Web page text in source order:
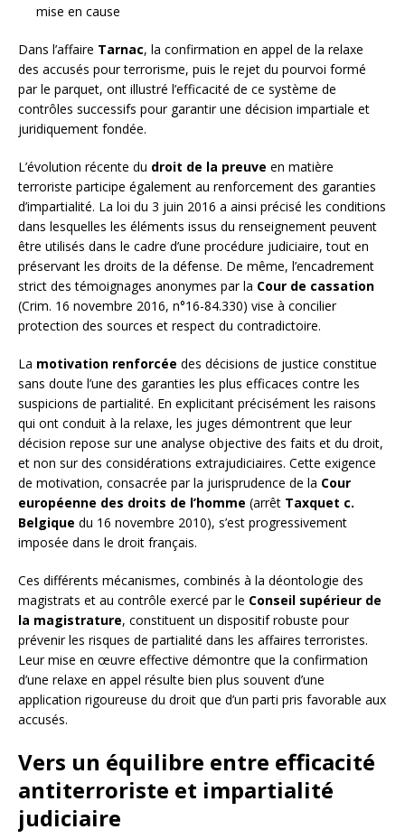
mise en cause
Dans l’affaire Tarnac, la confirmation en appel de la relaxe
des accusés pour terrorisme, puis le rejet du pourvoi formé
par le parquet, ont illustré l’efficacité de ce système de
contrôles successifs pour garantir une décision impartiale et
juridiquement fondée.
L’évolution récente du droit de la preuve en matière
terroriste participe également au renforcement des garanties
d’impartialité. La loi du 3 juin 2016 a ainsi précisé les conditions
dans lesquelles les éléments issus du renseignement peuvent
être utilisés dans le cadre d’une procédure judiciaire, tout en
préservant les droits de la défense. De même, l’encadrement
strict des témoignages anonymes par la Cour de cassation
(Crim. 16 novembre 2016, n°16-84.330) vise à concilier
protection des sources et respect du contradictoire.
La motivation renforcée des décisions de justice constitue
sans doute l’une des garanties les plus efficaces contre les
suspicions de partialité. En explicitant précisément les raisons
qui ont conduit à la relaxe, les juges démontrent que leur
décision repose sur une analyse objective des faits et du droit,
et non sur des considérations extrajudiciaires. Cette exigence
de motivation, consacrée par la jurisprudence de la Cour
européenne des droits de l’homme (arrêt Taxquet c.
Belgique du 16 novembre 2010), s’est progressivement
imposée dans le droit français.
Ces différents mécanismes, combinés à la déontologie des
magistrats et au contrôle exercé par le Conseil supérieur de
la magistrature, constituent un dispositif robuste pour
prévenir les risques de partialité dans les affaires terroristes.
Leur mise en œuvre effective démontre que la confirmation
d’une relaxe en appel résulte bien plus souvent d’une
application rigoureuse du droit que d’un parti pris favorable aux
accusés.
Vers un équilibre entre efficacité
antiterroriste et impartialité
judiciaire